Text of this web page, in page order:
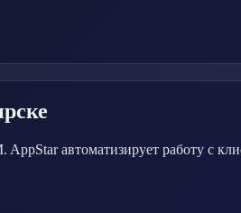
автоматизирует работу с